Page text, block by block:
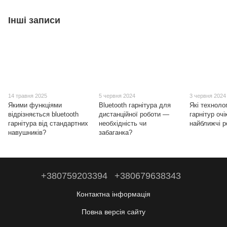
Інші записи
14 травня 2025
Якими функціями
відрізняється bluetooth
гарнітура від стандартних
навушників?
5 червня 2024
Bluetooth гарнітура для
дистанційної роботи —
необхідність чи
забаганка?
3 червня 2024
Які
гарнітур
найближчі
+380759203394 +380679638343
Контактна інформація
Повна версія сайту